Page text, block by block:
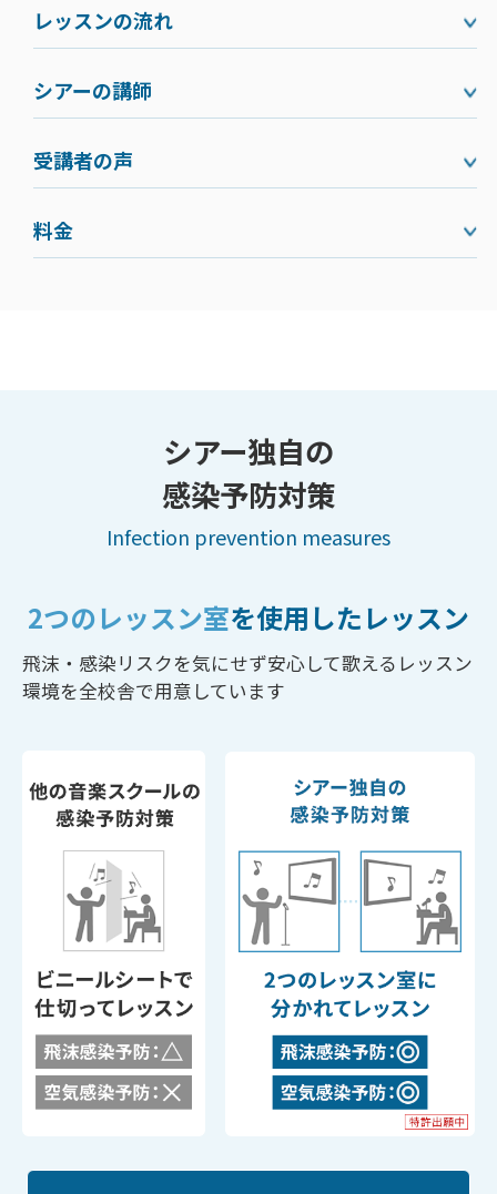
レッスンの流れ
シアーの講師
受講者の声
料金
シアー独自の
感染予防対策
Infection prevention measures
2つのレッスン室を使用したレッスン
飛沫・感染リスクを気にせず安心して歌えるレッスン
環境を全校舎で用意しています